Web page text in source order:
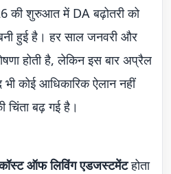
की शुरुआत में DA बढ़ोतरी को
हुई है। हर साल जनवरी और
होती है, लेकिन इस बार अप्रैल
कोई आधिकारिक ऐलान नहीं
चिंता बढ़ गई है।
ऑफ लिविंग एडजस्टमेंटहोता